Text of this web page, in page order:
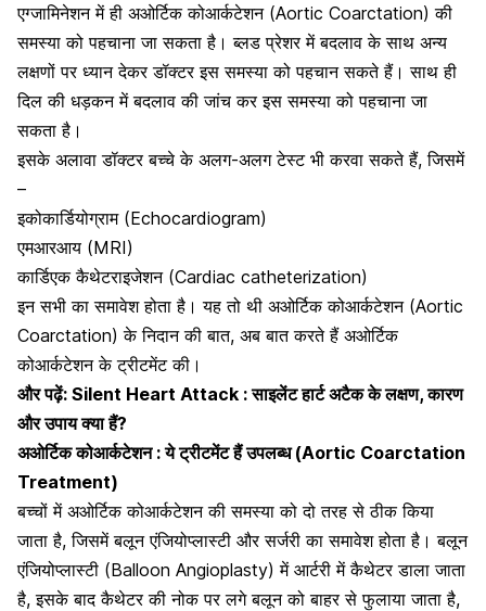
एग्जामिनेशन में ही अओर्टिक कोआर्कटेशन (Aortic Coarctation) की
समस्या को पहचाना जा सकता है। ब्लड प्रेशर में बदलाव के साथ अन्य
लक्षणों पर ध्यान देकर डॉक्टर इस समस्या को पहचान सकते हैं। साथ ही
दिल की धड़कनमें बदलाव की जांच कर इस समस्या को पहचाना जा
सकता है।
इसके अलावा डॉक्टर बच्चे के अलग-अलग टेस्ट भी करवा सकते हैं, जिसमें
–
इकोकार्डियोग्राम (Echocardiogram)
एमआरआय (MRI)
कार्डिएक कैथेटराइजेशन (Cardiac catheterization)
इन सभी का समावेश होता है। यह तो थी अओर्टिक कोआर्कटेशन (Aortic
Coarctation) के निदान की बात, अब बात करते हैं अओर्टिक
कोआर्कटेशन के ट्रीटमेंट की।
और पढ़ें: Silent Heart Attack : साइलेंट हार्ट अटैक के लक्षण, कारण
और उपाय क्या हैं?
अओर्टिक कोआर्कटेशन : ये ट्रीटमेंट हैं उपलब्ध (Aortic Coarctation
Treatment)
बच्चों में अओर्टिक कोआर्कटेशन की समस्या को दो तरह से ठीक किया
जाता है, जिसमें बलून एंजियोप्लास्टी और सर्जरी का समावेश होता है। बलून
एंजियोप्लास्टी (Balloon Angioplasty) में आर्टरी में कैथेटर डाला जाता
है, इसके बाद कैथेटर की नोक पर लगे बलून को बाहर से फुलाया जाता है,